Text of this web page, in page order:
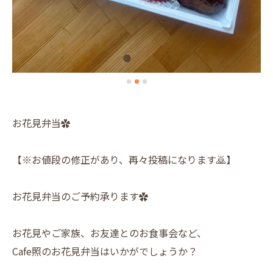
お花見弁当✿
【※お値段の修正があり、再々投稿になります🙇】
お花見弁当のご予約承ります✿
お花見やご家族、お友達とのお食事会など、
Cafe照のお花見弁当はいかがでしょうか？